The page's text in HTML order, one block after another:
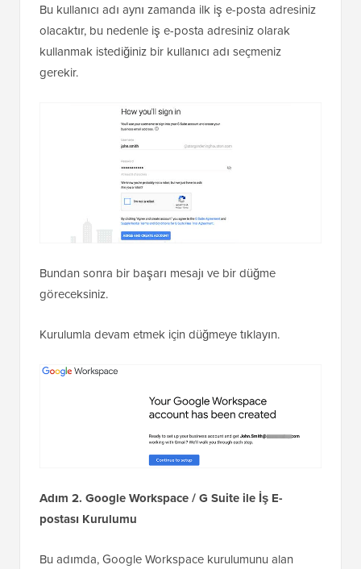
Bu kullanıcı adı aynı zamanda ilk iş e-posta adresiniz
olacaktır, bu nedenle iş e-posta adresiniz olarak
kullanmak istediğiniz bir kullanıcı adı seçmeniz
gerekir.
Bundan sonra bir başarı mesajı ve bir düğme
göreceksiniz.
Kurulumla devam etmek için düğmeye tıklayın.
Adım 2. Google Workspace / G Suite ile İş E-
postası Kurulumu
Bu adımda, Google Workspace kurulumunu alan